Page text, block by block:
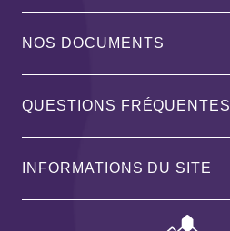
NOS DOCUMENTS
QUESTIONS FRÉQUENTES
INFORMATIONS DU SITE